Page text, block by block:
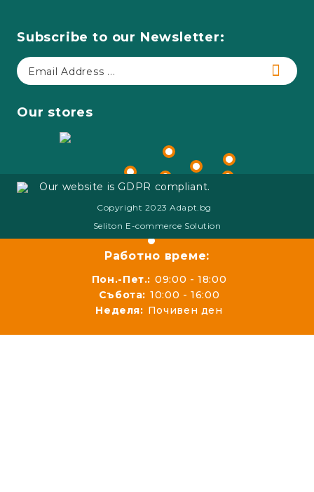
Subscribe to our Newsletter:
Our stores
Our website is GDPR compliant.
Copyright 2023 Adapt.bg
Seliton E-commerce Solution
Работно време:
Пон.-Пет.: 09:00 - 18:00
Събота: 10:00 - 16:00
Неделя: Почивен ден